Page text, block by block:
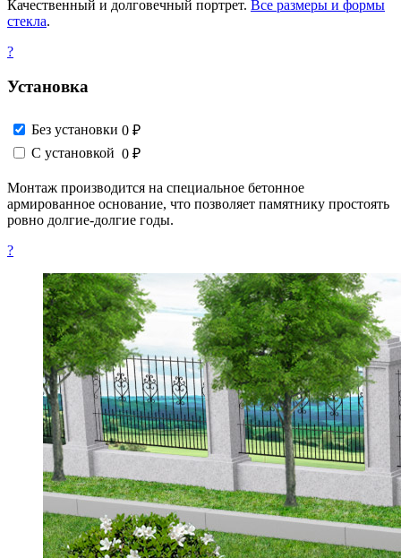
Качественный и долговечный портрет. Все размеры и формы
стекла.
?
Установка
Без установки 0 ₽
С установкой 0 ₽
Монтаж производится на специальное бетонное
армированное основание, что позволяет памятнику простоять
ровно долгие-долгие годы.
?